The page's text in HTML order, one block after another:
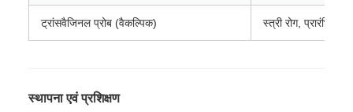
ट्रांसवैजिनल प्रोब (वैकल्पिक) स्त्री रोग, प्रारंभिक
स्थापना एवं प्रशिक्षण